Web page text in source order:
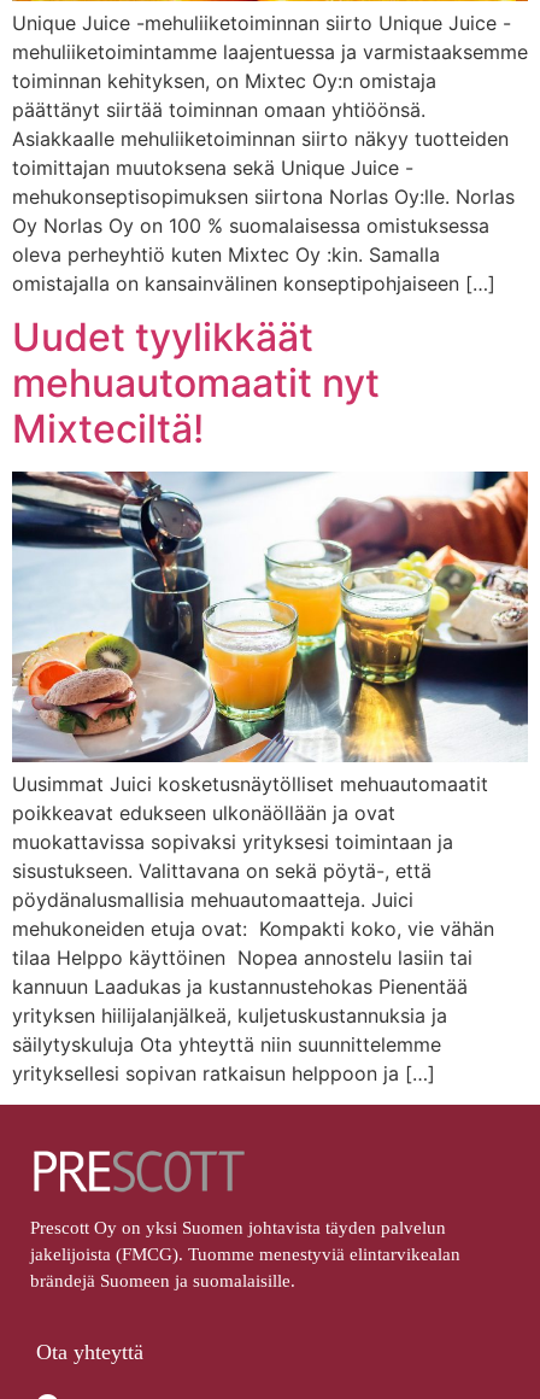
Unique Juice -mehuliiketoiminnan siirto Unique Juice -
mehuliiketoimintamme laajentuessa ja varmistaaksemme
toiminnan kehityksen, on Mixtec Oy:n omistaja
päättänyt siirtää toiminnan omaan yhtiöönsä.
Asiakkaalle mehuliiketoiminnan siirto näkyy tuotteiden
toimittajan muutoksena sekä Unique Juice -
mehukonseptisopimuksen siirtona Norlas Oy:lle. Norlas
Oy Norlas Oy on 100 % suomalaisessa omistuksessa
oleva perheyhtiö kuten Mixtec Oy :kin. Samalla
omistajalla on kansainvälinen konseptipohjaiseen […]
Uudet tyylikkäät
mehuautomaatit nyt
Mixteciltä!
Uusimmat Juici kosketusnäytölliset mehuautomaatit
poikkeavat edukseen ulkonäöllään ja ovat
muokattavissa sopivaksi yrityksesi toimintaan ja
sisustukseen. Valittavana on sekä pöytä-, että
pöydänalusmallisia mehuautomaatteja. Juici
mehukoneiden etuja ovat: Kompakti koko, vie vähän
tilaa Helppo käyttöinen Nopea annostelu lasiin tai
kannuun Laadukas ja kustannustehokas Pienentää
yrityksen hiilijalanjälkeä, kuljetuskustannuksia ja
säilytyskuluja Ota yhteyttä niin suunnittelemme
yrityksellesi sopivan ratkaisun helppoon ja […]
Prescott Oy on yksi Suomen johtavista täyden palvelun
jakelijoista (FMCG). Tuomme menestyviä elintarvikealan
brändejä Suomeen ja suomalaisille.
Ota yhteyttä